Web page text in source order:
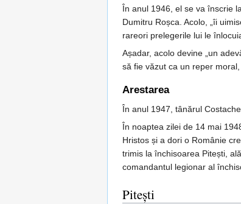
În anul 1946, el se va înscrie
Dumitru Roșca. Acolo, „îi
rareori prelegerile lui le
Așadar, acolo devine „un
să fie văzut ca un reper
Arestarea
În anul 1947, tânărul
În noaptea zilei de 14 mai
Hristos și a dori o Românie
trimis la închisoarea Pitești,
comandantul legionar al
Pitești